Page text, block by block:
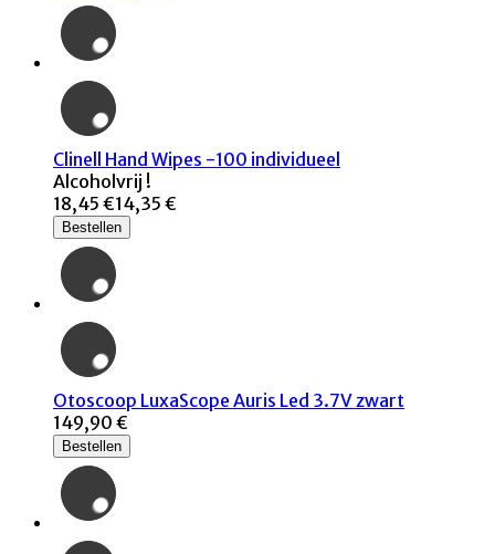
Clinell Hand Wipes -100 individueel
Alcoholvrij !
18,45 €14,35 €
Bestellen
Otoscoop LuxaScope Auris Led 3.7V zwart
149,90 €
Bestellen